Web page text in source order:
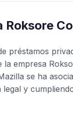
Roksore
préstamos
la empresa
se ha
y